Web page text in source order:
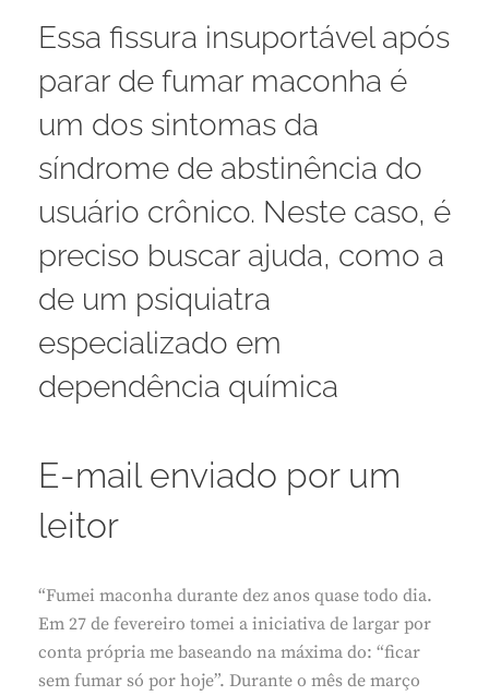
Essa fissura insuportável após
parar de fumar maconha é
um dos sintomas da
síndrome de abstinência do
usuário crônico. Neste caso, é
preciso buscar ajuda, como a
de um psiquiatra
especializado em
dependência química
E-mail enviado por um
leitor
“Fumei maconha durante dez anos quase todo dia.
Em 27 de fevereiro tomei a iniciativa de largar por
conta própria me baseando na máxima do: “ficar
sem fumar só por hoje”. Durante o mês de março